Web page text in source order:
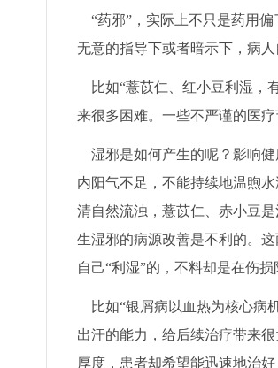
“药邪”，实际上不只是药用偏
无意的指导下或者暗示下，病人
比如“薏苡仁、红小豆利湿，
来很多困难。一些不严谨的医
湿邪是如何产生的呢？影响健
内阳气不足，不能持续地温煦
清自然流浊，薏苡仁、赤小豆
生湿邪的病源改善是不利的。
自己“利湿”的，不料却是在伤
比如“银屑病以血热为核心病
出汗的能力，给后续治疗带来
厚度，患者却希望能迅速地治